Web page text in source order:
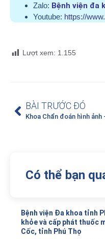
Zalo: Bệnh viện đa
Youtube: https://
Lượt xem: 1.155
BÀI TRƯỚC ĐÓ
Có thể bạn
Bệnh viện Đa khoa tỉnh
khỏe và cấp phát thuốc
Cốc, tỉnh Phú Thọ